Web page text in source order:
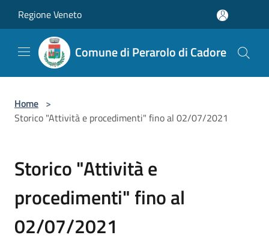
Regione Veneto
Comune di Perarolo di Cadore
Home >
Storico "Attività e procedimenti" fino al 02/07/2021
Storico "Attività e
procedimenti" fino al
02/07/2021